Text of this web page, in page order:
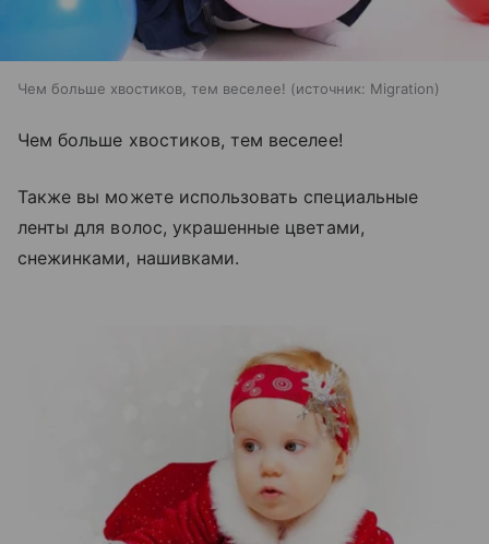
Чем больше хвостиков, тем веселее! источник: Migration
Чем больше хвостиков, тем веселее!
Также вы можете использовать специальные
ленты для волос, украшенные цветами,
снежинками, нашивками.